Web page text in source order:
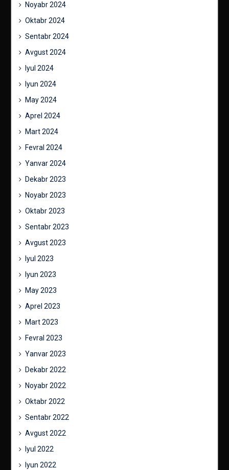
Noyabr 2024
Oktabr 2024
Sentabr 2024
Avgust 2024
Iyul 2024
Iyun 2024
May 2024
Aprel 2024
Mart 2024
Fevral 2024
Yanvar 2024
Dekabr 2023
Noyabr 2023
Oktabr 2023
Sentabr 2023
Avgust 2023
Iyul 2023
Iyun 2023
May 2023
Aprel 2023
Mart 2023
Fevral 2023
Yanvar 2023
Dekabr 2022
Noyabr 2022
Oktabr 2022
Sentabr 2022
Avgust 2022
Iyul 2022
Iyun 2022